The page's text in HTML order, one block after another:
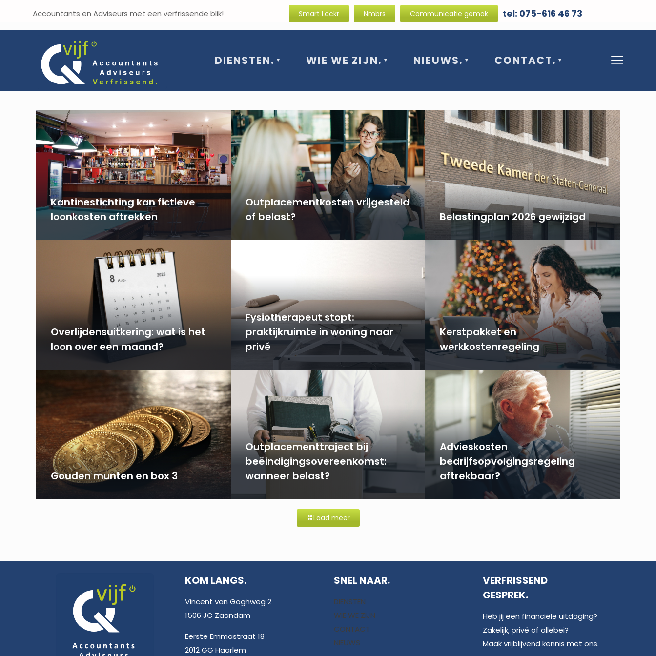
Accountants en Adviseurs met een verfrissende blik! Smart Lockr Nmbrs Communicatie gemak tel: 075-616 46 73
DIENSTEN. WIE WE ZIJN. NIEUWS. CONTACT.
Kantinestichting kan fictieve
loonkosten aftrekken
Outplacementkosten vrijgesteld
of belast?
Belastingplan 2026 gewijzigd
Overlijdensuitkering: wat is het
loon over een maand?
Fysiotherapeut stopt:
praktijkruimte in woning naar
privé
Kerstpakket en
werkkostenregeling
Gouden munten en box 3
Outplacementtraject bij
beëindigingsovereenkomst:
wanneer belast?
Advieskosten
bedrijfsopvolgingsregeling
aftrekbaar?
Laad meer
KOM LANGS.
Vincent van Goghweg 2
1506 JC Zaandam
Eerste Emmastraat 18
2012 GG Haarlem
SNEL NAAR.
DIENSTEN
WIE WE ZIJN
CONTACT
NIEUWS
VERFRISSEND
GESPREK.
Heb jij een financiële uitdaging?
Zakelijk, privé of allebei?
Maak vrijblijvend kennis met ons.